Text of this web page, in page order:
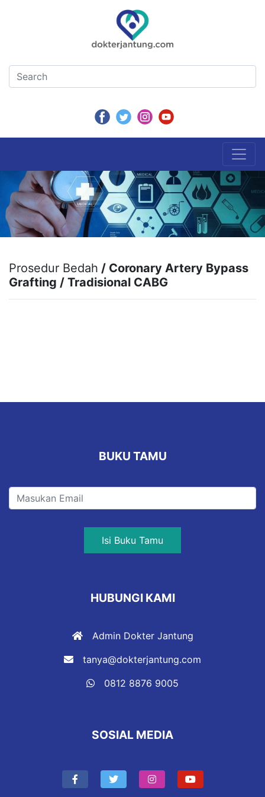
Prosedur Bedah / Coronary Artery Bypass
Grafting / Tradisional CABG
BUKU TAMU
Isi Buku Tamu
HUBUNGI KAMI
Admin Dokter Jantung
tanya@dokterjantung.com
0812 8876 9005
SOSIAL MEDIA